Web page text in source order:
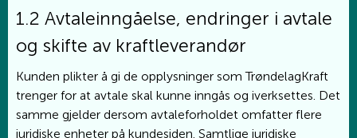
1.2 Avtaleinngåelse, endringer i avtale
og skifte av kraftleverandør
Kunden plikter å gi de opplysninger som TrøndelagKraft
trenger for at avtale skal kunne inngås og iverksettes. Det
samme gjelder dersom avtaleforholdet omfatter flere
juridiske enheter på kundesiden. Samtlige juridiske